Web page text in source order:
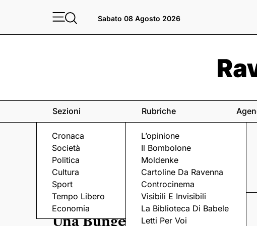
Sabato 08 Agosto 2026
Sezioni
Cronaca
Società
Politica
Cultura
Sport
Tempo Libero
Economia
Rubriche
L’opinione
Il Bombolone
Moldenke
Cartoline Da Ravenna
Controcinema
Visibili E Invisibili
La Biblioteca Di Babele
Letti Per Voi
VOLLEY
Una Bunge bellissima sfiora